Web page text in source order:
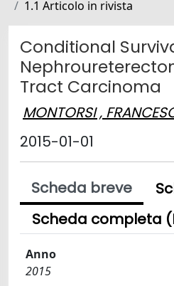
1.1 Articolo in rivista
Conditional
Tract Carcinoma
MONTORSI ,
2015-01-01
Scheda breve
Scheda completa
Anno
2015